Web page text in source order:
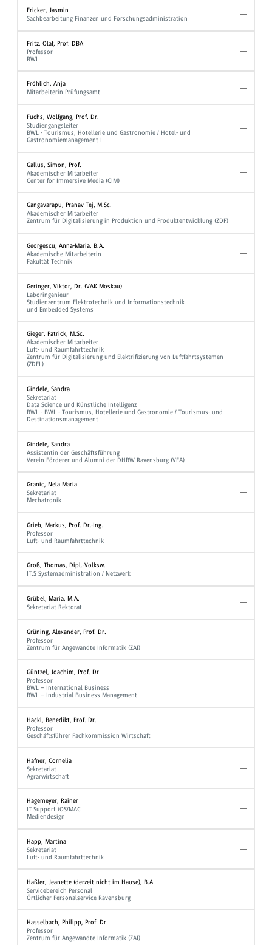
Fricker, Jasmin
Sachbearbeitung Finanzen und Forschungsadministration
Fritz, Olaf, Prof. DBA
Professor
BWL
Fröhlich, Anja
Mitarbeiterin Prüfungsamt
Fuchs, Wolfgang, Prof. Dr.
Studiengangsleiter
BWL - Tourismus, Hotellerie und Gastronomie / Hotel- und
Gastronomiemanagement I
Gallus, Simon, Prof.
Akademischer Mitarbeiter
Center for Immersive Media (CIM)
Gangavarapu, Pranav Tej, M.Sc.
Akademischer Mitarbeiter
Zentrum für Digitalisierung in Produktion und Produktentwicklung (ZDP)
Georgescu, Anna-Maria, B.A.
Akademische Mitarbeiterin
Fakultät Technik
Geringer, Viktor, Dr. (VAK Moskau)
Laboringenieur
Studienzentrum Elektrotechnik und Informationstechnik
und Embedded Systems
Gieger, Patrick, M.Sc.
Akademischer Mitarbeiter
Luft- und Raumfahrttechnik
Zentrum für Digitalisierung und Elektrifizierung von Luftfahrtsystemen
(ZDEL)
Gindele, Sandra
Sekretariat
Data Science und Künstliche Intelligenz
BWL - BWL - Tourismus, Hotellerie und Gastronomie / Tourismus- und
Destinationsmanagement
Gindele, Sandra
Assistentin der Geschäftsführung
Verein Förderer und Alumni der DHBW Ravensburg (VFA)
Granic, Nela Maria
Sekretariat
Mechatronik
Grieb, Markus, Prof. Dr.-Ing.
Professor
Luft- und Raumfahrttechnik
Groß, Thomas, Dipl.-Volksw.
IT.S Systemadministration / Netzwerk
Grübel, Maria, M.A.
Sekretariat Rektorat
Grüning, Alexander, Prof. Dr.
Professor
Zentrum für Angewandte Informatik (ZAI)
Güntzel, Joachim, Prof. Dr.
Professor
BWL – International Business
BWL – Industrial Business Management
Hackl, Benedikt, Prof. Dr.
Professor
Geschäftsführer Fachkommission Wirtschaft
Hafner, Cornelia
Sekretariat
Agrarwirtschaft
Hagemeyer, Rainer
IT Support iOS/MAC
Mediendesign
Happ, Martina
Sekretariat
Luft- und Raumfahrttechnik
Haßler, Jeanette (derzeit nicht im Hause), B.A.
Servicebereich Personal
Örtlicher Personalservice Ravensburg
Hasselbach, Philipp, Prof. Dr.
Professor
Zentrum für Angewandte Informatik (ZAI)